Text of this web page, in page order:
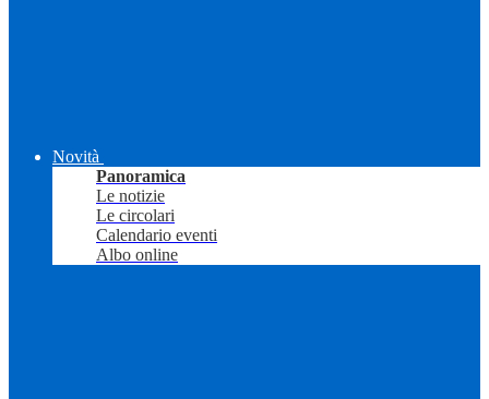
Novità
Panoramica
Le notizie
Le circolari
Calendario eventi
Albo online